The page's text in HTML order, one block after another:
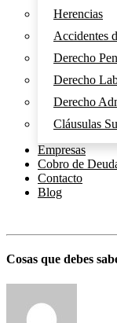
Herencias
Accidentes
Derecho
Derecho
Derecho
Cláusulas
Empresas
Cobro de
Contacto
Blog
Cosas que debes